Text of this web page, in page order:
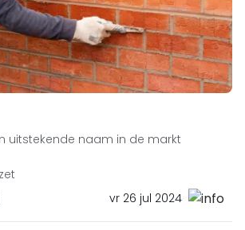
uitstekende naam in de markt
vr 26 jul 2024